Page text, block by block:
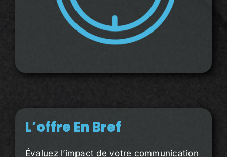
L’offre En Bref
Évaluez l’impact de votre communication